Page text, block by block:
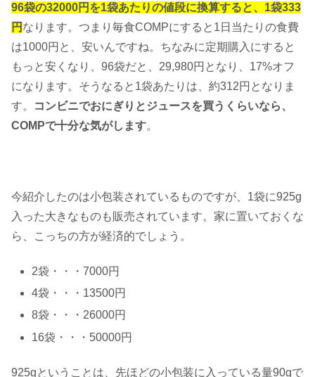
96袋の32000円を1袋あたりの値段に換算すると、1袋333
円 なります。つまり毎食COMPにすると1日当たりの食費
は1000円と、安いんですね。ちなみに定期購入にすると
もっと安くなり、96袋だと、29,980円となり、17%オフ
になります。そうなると1袋あたりは、約312円となりま
す。
コンビニでおにぎりとジュースを買うくらいなら、
COMPで十分な気がします。
今紹介したのは小包装されているものですが、1袋に925g
入った大きなものも販売されています。家に置いておくな
ら、こっちの方が経済的でしょう。
2袋・・・7000円
4袋・・・13500円
8袋・・・26000円
16袋・・・50000円
925gということは、先ほどの小包装に入っている量90gで